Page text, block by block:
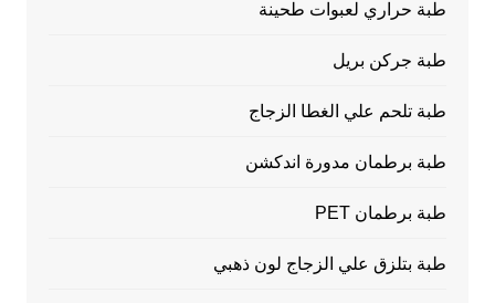
طبة حراري لعبوات طحينة
طبة جركن بريل
طبة تلحم علي الغطا الزجاج
طبة برطمان مدورة اندكشن
طبة برطمان PET
طبة بتلزق علي الزجاج لون ذهبي